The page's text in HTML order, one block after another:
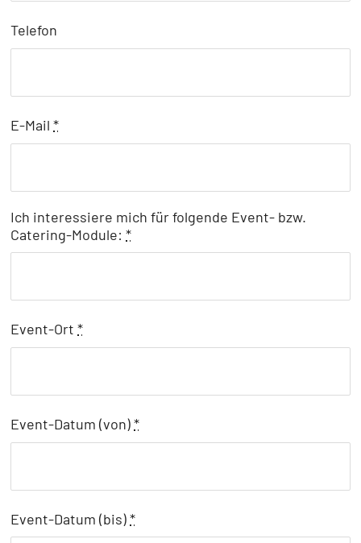
Telefon
E-Mail*
Ich interessiere mich für folgende Event- bzw.
Catering-Module:*
Event-Ort*
Event-Datum (von)*
Event-Datum (bis)*